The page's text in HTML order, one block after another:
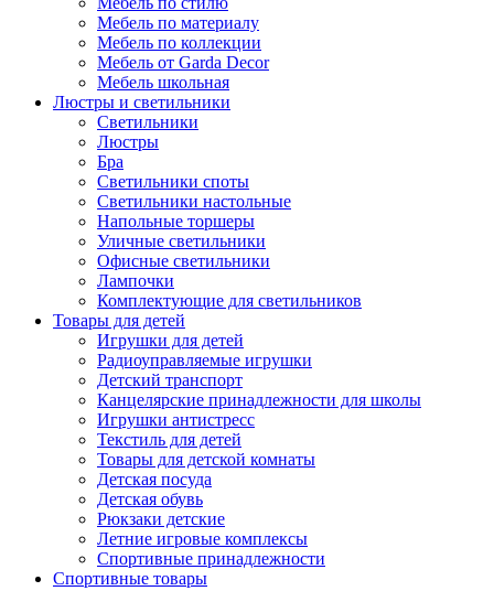
Мебель по материалу
Мебель по коллекции
Мебель от Garda Decor
Мебель школьная
Люстры и светильники
Светильники
Люстры
Бра
Светильники споты
Светильники настольные
Напольные торшеры
Уличные светильники
Офисные светильники
Лампочки
Комплектующие для светильников
Товары для детей
Игрушки для детей
Радиоуправляемые игрушки
Детский транспорт
Канцелярские принадлежности для школы
Игрушки антистресс
Текстиль для детей
Товары для детской комнаты
Детская посуда
Детская обувь
Рюкзаки детские
Летние игровые комплексы
Спортивные принадлежности
Спортивные товары